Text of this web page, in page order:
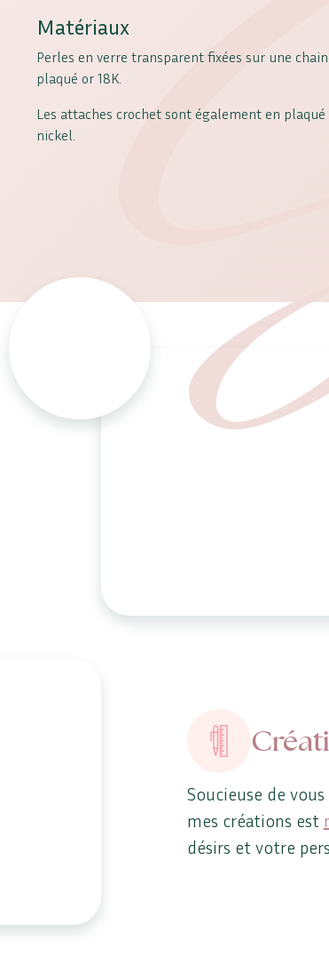
Matériaux
Perles en verre transparent fixées sur une
plaqué or 18K.
Les attaches crochet sont également en plaqué
nickel.
Soucieuse de
mes créations est
désirs et votre